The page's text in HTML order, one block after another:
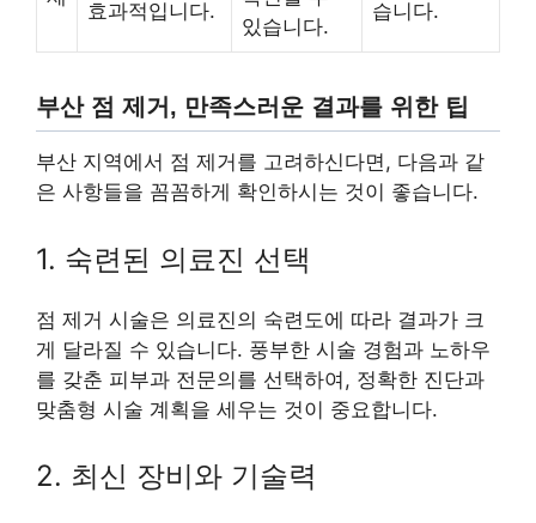
효과적입니다.
있습니다.
습니다.
부산 점 제거, 만족스러운 결과를 위한 팁
부산 지역에서 점 제거를 고려하신다면, 다음과 같
은 사항들을 꼼꼼하게 확인하시는 것이 좋습니다.
1. 숙련된 의료진 선택
점 제거 시술은 의료진의 숙련도에 따라 결과가 크
게 달라질 수 있습니다. 풍부한 시술 경험과 노하우
를 갖춘 피부과 전문의를 선택하여, 정확한 진단과
맞춤형 시술 계획을 세우는 것이 중요합니다.
2. 최신 장비와 기술력